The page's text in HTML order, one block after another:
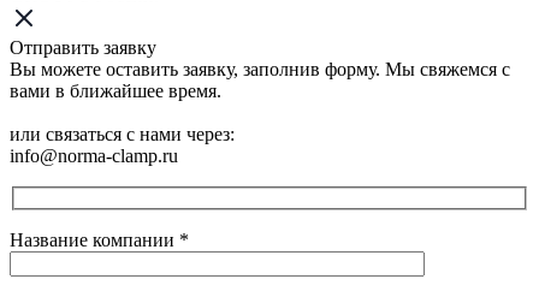
Отправить заявку
Вы можете оставить заявку, заполнив форму. Мы свяжемся с
вами в ближайшее время.
или связаться с нами через:
info@norma-clamp.ru
Название компании *